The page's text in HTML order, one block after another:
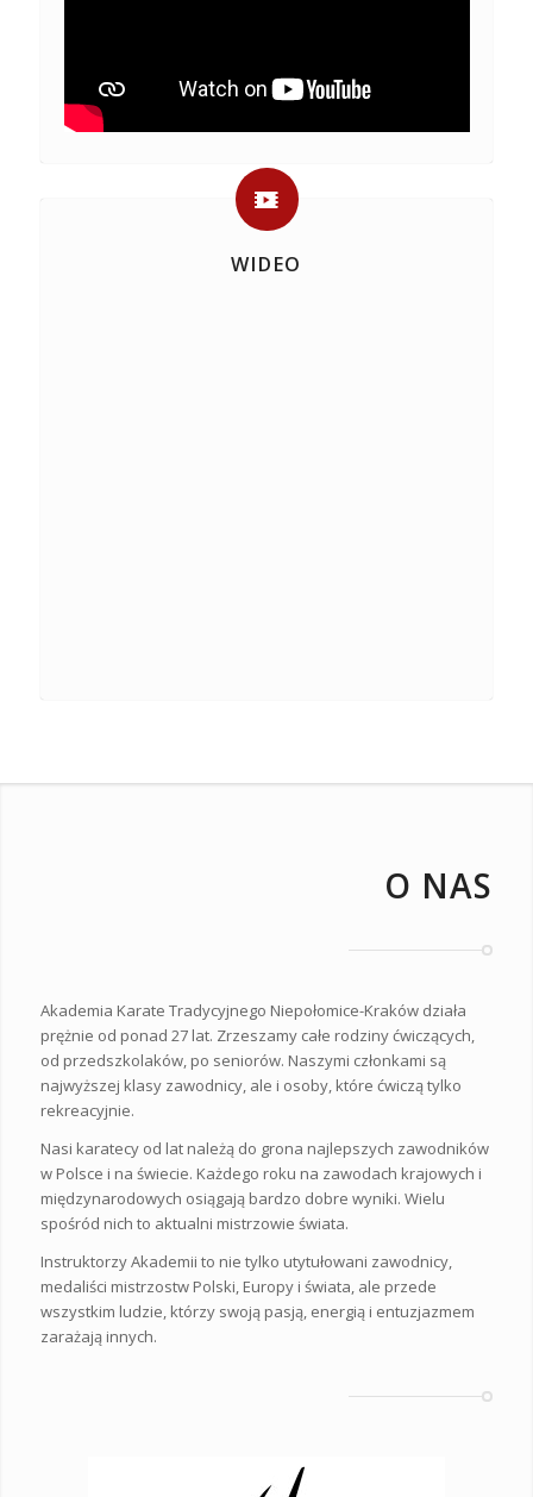
WIDEO
O NAS
Akademia Karate Tradycyjnego Niepołomice-Kraków działa
prężnie od ponad 27 lat. Zrzeszamy całe rodziny ćwiczących,
od przedszkolaków, po seniorów. Naszymi członkami są
najwyższej klasy zawodnicy, ale i osoby, które ćwiczą tylko
rekreacyjnie.
Nasi karatecy od lat należą do grona najlepszych zawodników
w Polsce i na świecie. Każdego roku na zawodach krajowych i
międzynarodowych osiągają bardzo dobre wyniki. Wielu
spośród nich to aktualni mistrzowie świata.
Instruktorzy Akademii to nie tylko utytułowani zawodnicy,
medaliści mistrzostw Polski, Europy i świata, ale przede
wszystkim ludzie, którzy swoją pasją, energią i entuzjazmem
zarażają innych.